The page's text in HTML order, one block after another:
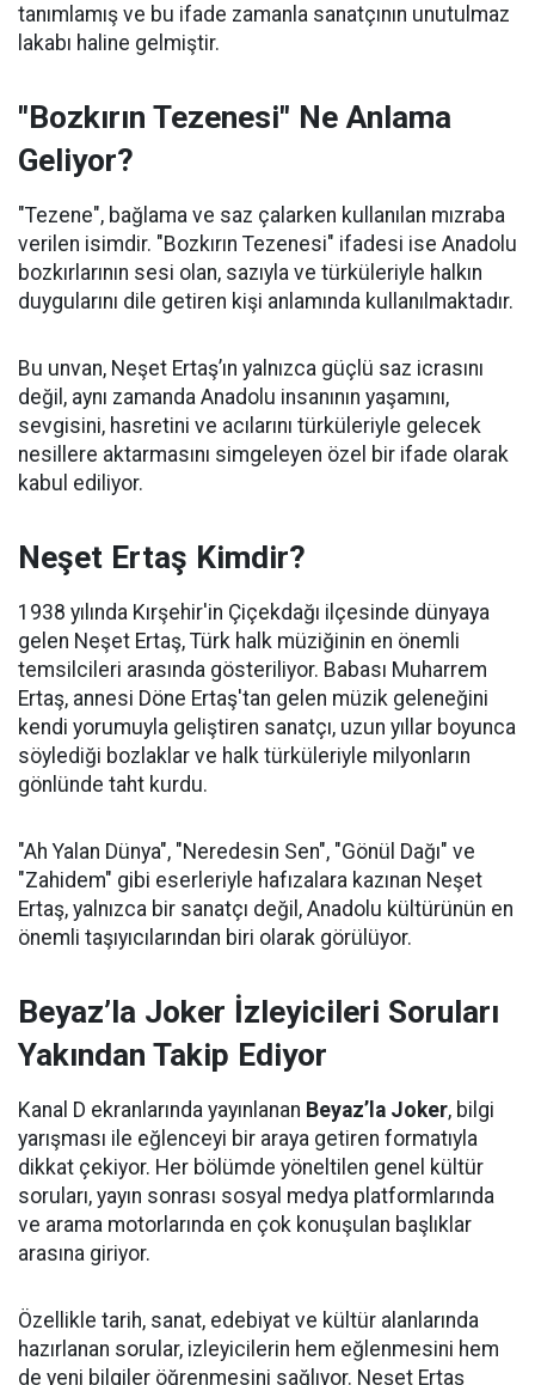
tanımlamış ve bu ifade zamanla sanatçının unutulmaz
lakabı haline gelmiştir.
"Bozkırın Tezenesi" Ne Anlama
Geliyor?
"Tezene", bağlama ve saz çalarken kullanılan mızraba
verilen isimdir. "Bozkırın Tezenesi" ifadesi ise Anadolu
bozkırlarının sesi olan, sazıyla ve türküleriyle halkın
duygularını dile getiren kişi anlamında kullanılmaktadır.
Bu unvan, Neşet Ertaş’ın yalnızca güçlü saz icrasını
değil, aynı zamanda Anadolu insanının yaşamını,
sevgisini, hasretini ve acılarını türküleriyle gelecek
nesillere aktarmasını simgeleyen özel bir ifade olarak
kabul ediliyor.
Neşet Ertaş Kimdir?
1938 yılında Kırşehir'in Çiçekdağı ilçesinde dünyaya
gelen Neşet Ertaş, Türk halk müziğinin en önemli
temsilcileri arasında gösteriliyor. Babası Muharrem
Ertaş, annesi Döne Ertaş'tan gelen müzik geleneğini
kendi yorumuyla geliştiren sanatçı, uzun yıllar boyunca
söylediği bozlaklar ve halk türküleriyle milyonların
gönlünde taht kurdu.
"Ah Yalan Dünya", "Neredesin Sen", "Gönül Dağı" ve
"Zahidem" gibi eserleriyle hafızalara kazınan Neşet
Ertaş, yalnızca bir sanatçı değil, Anadolu kültürünün en
önemli taşıyıcılarından biri olarak görülüyor.
Beyaz’la Joker İzleyicileri Soruları
Yakından Takip Ediyor
Kanal D ekranlarında yayınlanan Beyaz’la Joker, bilgi
yarışması ile eğlenceyi bir araya getiren formatıyla
dikkat çekiyor. Her bölümde yöneltilen genel kültür
soruları, yayın sonrası sosyal medya platformlarında
ve arama motorlarında en çok konuşulan başlıklar
arasına giriyor.
Özellikle tarih, sanat, edebiyat ve kültür alanlarında
hazırlanan sorular, izleyicilerin hem eğlenmesini hem
de yeni bilgiler öğrenmesini sağlıyor. Neşet Ertaş